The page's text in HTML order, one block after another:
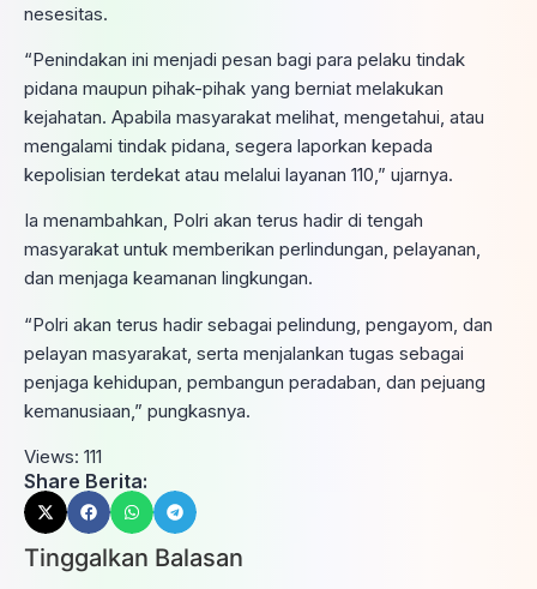
nesesitas.
“Penindakan ini menjadi pesan bagi para pelaku tindak
pidana maupun pihak-pihak yang berniat melakukan
kejahatan. Apabila masyarakat melihat, mengetahui, atau
mengalami tindak pidana, segera laporkan kepada
kepolisian terdekat atau melalui layanan 110,” ujarnya.
Ia menambahkan, Polri akan terus hadir di tengah
masyarakat untuk memberikan perlindungan, pelayanan,
dan menjaga keamanan lingkungan.
“Polri akan terus hadir sebagai pelindung, pengayom, dan
pelayan masyarakat, serta menjalankan tugas sebagai
penjaga kehidupan, pembangun peradaban, dan pejuang
kemanusiaan,” pungkasnya.
Views: 111
Share Berita:
Tinggalkan Balasan